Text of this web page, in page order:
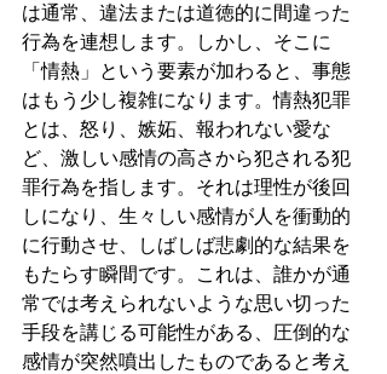
は通常、違法または道徳的に間違った
行為を連想します。しかし、そこに
「情熱」という要素が加わると、事態
はもう少し複雑になります。情熱犯罪
とは、怒り、嫉妬、報われない愛な
ど、激しい感情の高さから犯される犯
罪行為を指します。それは理性が後回
しになり、生々しい感情が人を衝動的
に行動させ、しばしば悲劇的な結果を
もたらす瞬間です。これは、誰かが通
常では考えられないような思い切った
手段を講じる可能性がある、圧倒的な
感情が突然噴出したものであると考え